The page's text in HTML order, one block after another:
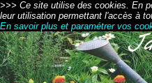
>>> Ce site utilise des cookies. En
leur utilisation permettant l'accès à
En savoir plus et paramétrer vos